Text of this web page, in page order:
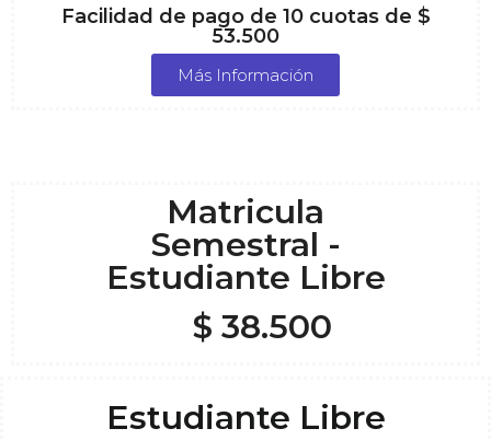
Facilidad de pago de 10 cuotas de $
53.500
Más Información
Matricula
Semestral -
Estudiante Libre
$ 38.500
Estudiante Libre